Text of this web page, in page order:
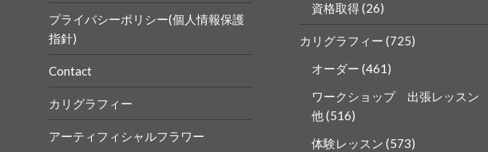
プライバシーポリシー(個人情報保護
指針)
Contact
カリグラフィー
アーティフィシャルフラワー
資格取得(26)
カリグラフィー (725)
オーダー (461)
ワークショップ 出張レッスン
他(516)
体験レッスン (573)